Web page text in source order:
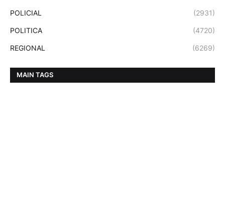
POLICIAL (2931)
POLITICA (4720)
REGIONAL (6269)
MAIN TAGS